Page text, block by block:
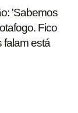
'Sabemos
Fico
falam está